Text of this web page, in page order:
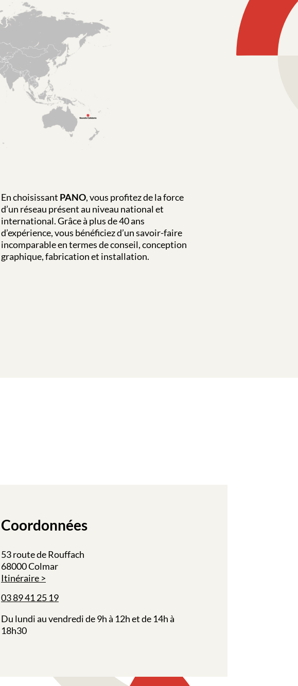
En choisissant PANO, vous profitez de la force
d’un réseau présent au niveau national et
international. Grâce à plus de 40 ans
d’expérience, vous bénéficiez d’un savoir-faire
incomparable en termes de conseil, conception
graphique, fabrication et installation.
Coordonnées
53 route de Rouffach
68000 Colmar
Itinéraire
03 89 41 25 19
Du lundi au vendredi de 9h à 12h et de 14h à
18h30